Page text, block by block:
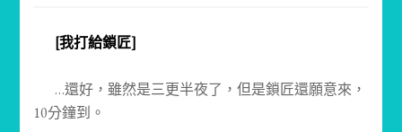
[我打給鎖匠]
…還好，雖然是三更半夜了，但是鎖匠還願意來，
10分鐘到。